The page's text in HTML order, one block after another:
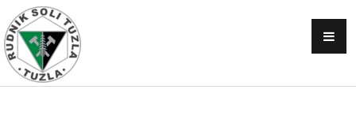
OBAVJEŠTENJA
SKUPŠTINA
NABAVKE